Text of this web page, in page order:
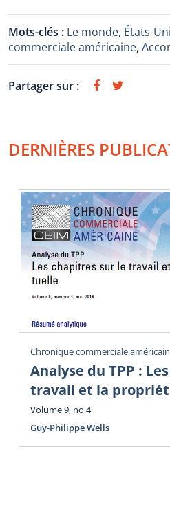
Mots-clés : Le monde, États-
commerciale américaine,
Partager sur :
DERNIÈRES
Chronique commerciale
Analyse du TPP :
travail et la
Volume 9, no 4
Guy-Philippe Wells